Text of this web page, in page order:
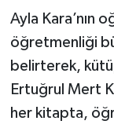
Ayla Kara’nın
öğretmenliği
belirterek,
Ertuğrul Mert
her kitapta,